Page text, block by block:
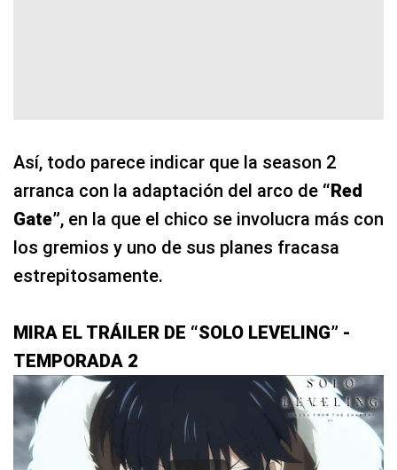
Así, todo parece indicar que la season 2
arranca con la adaptación del arco de “Red
Gate”, en la que el chico se involucra más con
los gremios y uno de sus planes fracasa
estrepitosamente.
MIRA EL TRÁILER DE “SOLO LEVELING” -
TEMPORADA 2